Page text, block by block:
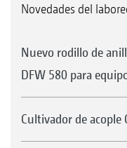
Novedades del
Nuevo rodillo de
DFW 580 para
Cultivador de acople